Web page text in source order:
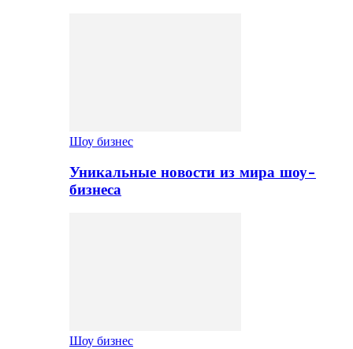
Шоу бизнес
Уникальные новости из мира шоу-
бизнеса
Шоу бизнес